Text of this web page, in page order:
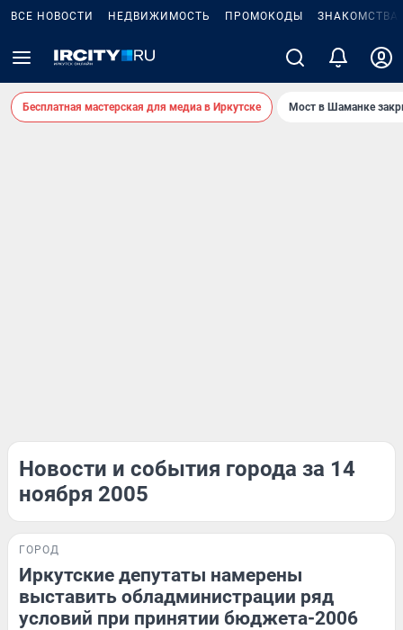
ВСЕ НОВОСТИ НЕДВИЖИМОСТЬ ПРОМОКОДЫ ЗНАКОМСТВА
Бесплатная мастерская для медиа в Иркутске Мост в Шаманке
Новости и события города за 14
ноября 2005
ГОРОД
Иркутские депутаты намерены
выставить обладминистрации ряд
условий при принятии бюджета-2006